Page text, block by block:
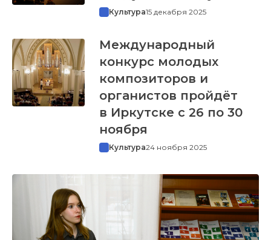
Культура15 декабря 2025
Международный
конкурс молодых
композиторов и
органистов пройдёт
в Иркутске с 26 по 30
ноября
Культура24 ноября 2025